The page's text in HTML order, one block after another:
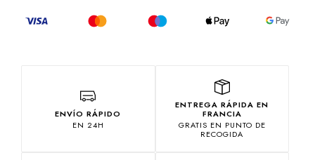
ENVÍO RÁPIDO
EN 24H
ENTREGA RÁPIDA EN
FRANCIA
GRATIS EN PUNTO DE
RECOGIDA